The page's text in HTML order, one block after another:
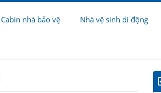
Cabin nhà bảo vệ Nhà vệ sinh di động